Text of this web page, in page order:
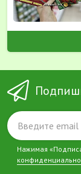
Нажимая